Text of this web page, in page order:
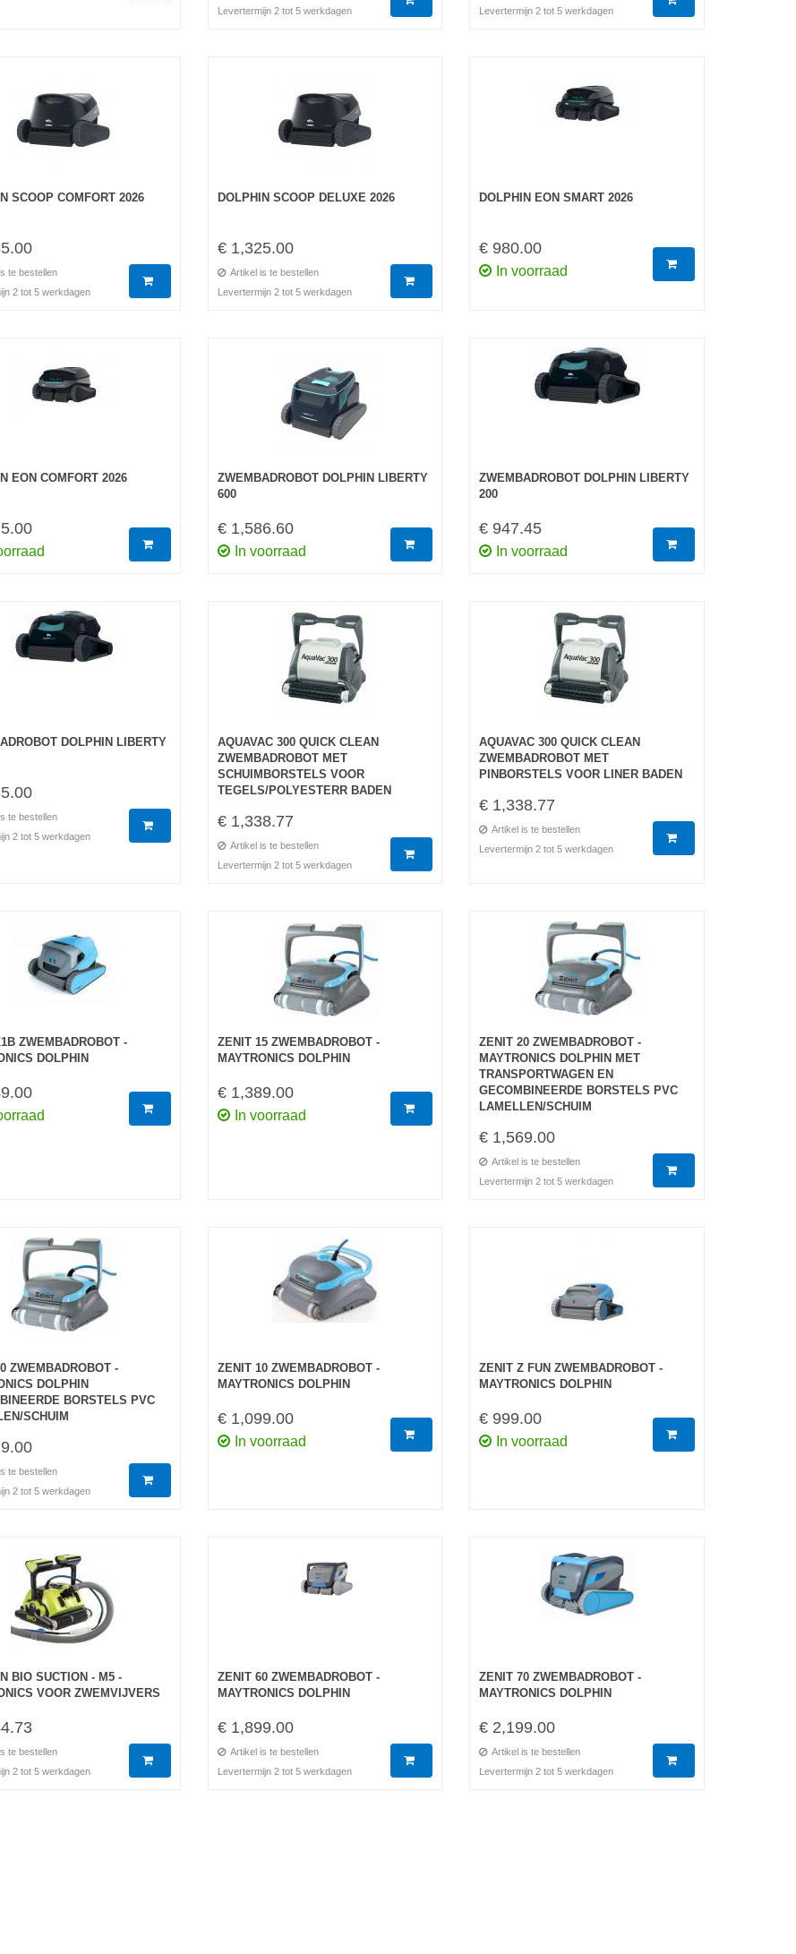
Levertermijn 2 tot 5 werkdagen
Levertermijn 2 tot 5 werkdagen
SCOOP COMFORT 2026
te bestellen
2 tot 5 werkdagen
DOLPHIN SCOOP DELUXE 2026
€ 1,325.00
Artikel is te bestellen
Levertermijn 2 tot 5 werkdagen
DOLPHIN EON SMART 2026
€ 980.00
In voorraad
EON COMFORT 2026
ZWEMBADROBOT DOLPHIN LIBERTY
600
€ 1,586.60
In voorraad
ZWEMBADROBOT DOLPHIN LIBERTY
200
€ 947.45
In voorraad
DOLPHIN LIBERTY
te bestellen
2 tot 5 werkdagen
AQUAVAC 300 QUICK CLEAN
ZWEMBADROBOT MET
SCHUIMBORSTELS VOOR
TEGELS/POLYESTERR BADEN
€ 1,338.77
Artikel is te bestellen
Levertermijn 2 tot 5 werkdagen
AQUAVAC 300 QUICK CLEAN
ZWEMBADROBOT MET
PINBORSTELS VOOR LINER BADEN
€ 1,338.77
Artikel is te bestellen
Levertermijn 2 tot 5 werkdagen
ZWEMBADROBOT -
DOLPHIN
ZENIT 15 ZWEMBADROBOT -
MAYTRONICS DOLPHIN
€ 1,389.00
In voorraad
ZENIT 20 ZWEMBADROBOT -
MAYTRONICS DOLPHIN MET
TRANSPORTWAGEN EN
GECOMBINEERDE BORSTELS PVC
LAMELLEN/SCHUIM
€ 1,569.00
Artikel is te bestellen
Levertermijn 2 tot 5 werkdagen
ZWEMBADROBOT -
DOLPHIN
BORSTELS PVC
SCHUIM
te bestellen
2 tot 5 werkdagen
ZENIT 10 ZWEMBADROBOT -
MAYTRONICS DOLPHIN
€ 1,099.00
In voorraad
ZENIT Z FUN ZWEMBADROBOT -
MAYTRONICS DOLPHIN
€ 999.00
In voorraad
BIO SUCTION - M5 -
VOOR ZWEMVIJVERS
te bestellen
2 tot 5 werkdagen
ZENIT 60 ZWEMBADROBOT -
MAYTRONICS DOLPHIN
€ 1,899.00
Artikel is te bestellen
Levertermijn 2 tot 5 werkdagen
ZENIT 70 ZWEMBADROBOT -
MAYTRONICS DOLPHIN
€ 2,199.00
Artikel is te bestellen
Levertermijn 2 tot 5 werkdagen